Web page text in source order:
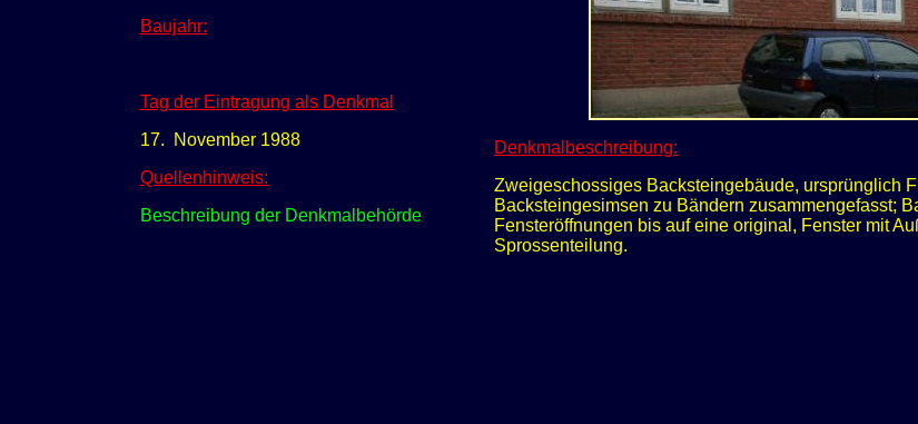
Baujahr:
Tag der Eintragung als Denkmal
17. November 1988
Quellenhinweis:
Beschreibung der Denkmalbehörde
Denkmalbeschreibung:
Zweigeschossiges Backsteingebäude, ursprünglich
Backsteingesimsen zu Bändern zusammengefasst;
Fensteröffnungen bis auf eine original, Fenster mit
Sprossenteilung.